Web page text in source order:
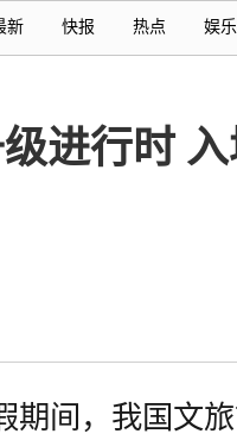
新 快报 热点 娱乐
进行时
期间，我国文